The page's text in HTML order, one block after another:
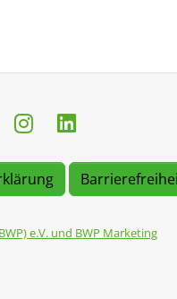
e.V. und BWP Marketing